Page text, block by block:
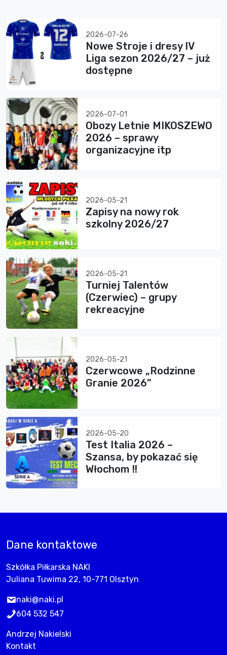
2026-07-26
Nowe Stroje i dresy IV
Liga sezon 2026/27 – już
dostępne
2026-07-01
Obozy Letnie MIKOSZEWO
2026 – sprawy
organizacyjne itp
2026-05-21
Zapisy na nowy rok
szkolny 2026/27
2026-05-21
Turniej Talentów
(Czerwiec) – grupy
rekreacyjne
2026-05-21
Czerwcowe „Rodzinne
Granie 2026”
2026-05-20
Test Italia 2026 –
Szansa, by pokazać się
Włochom !!
Dane kontaktowe
Szkółka Piłkarska NAKI
Juliana Tuwima 22, 10-771 Olsztyn
naki@naki.pl
604 532 547
Andrzej Nakielski
Kontakt